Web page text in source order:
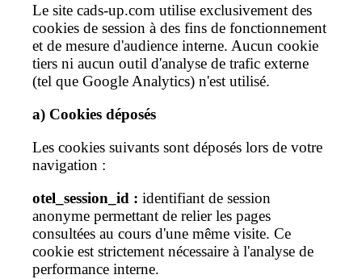
Le site cads-up.com utilise exclusivement des
cookies de session à des fins de fonctionnement
et de mesure d'audience interne. Aucun cookie
tiers ni aucun outil d'analyse de trafic externe
(tel que Google Analytics) n'est utilisé.
a) Cookies déposés
Les cookies suivants sont déposés lors de votre
navigation :
otel_session_id : identifiant de session
anonyme permettant de relier les pages
consultées au cours d'une même visite. Ce
cookie est strictement nécessaire à l'analyse de
performance interne.